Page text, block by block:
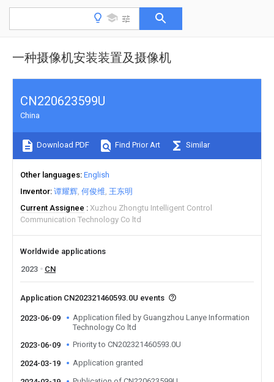
一种摄像机安装装置及摄像机
CN220623599U
China
Download PDF Find Prior Art Similar
Other languages English
Inventor 谭耀辉 何俊维 王东明
Current Assignee
Xuzhou Zhongtu Intelligent Control
Communication Technology Co ltd
Worldwide applications
2023
CN
Application CN202321460593.0U events
2023-06-09
Application filed by Guangzhou Lanye Information
Technology Co ltd
2023-06-09
Priority to CN202321460593.0U
2024-03-19 Application granted